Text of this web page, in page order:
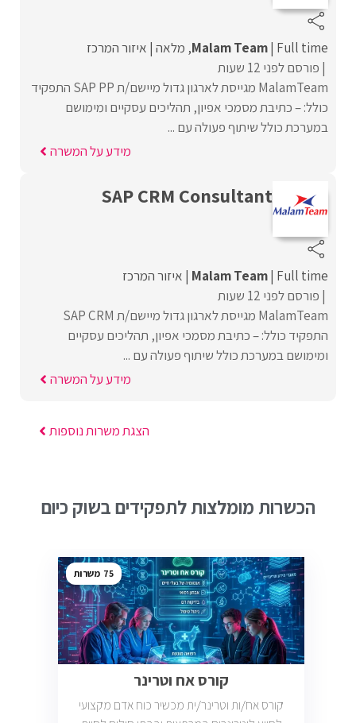
Malam Team Full time מלאה איזור המרכז
פורסם לפני 12 שעות
MalamTeam מגייסת לארגון גדול מיישם/ת SAP PP התפקיד
כולל: – כתיבת מסמכי אפיון, תהליכים עסקיים ומימושם
במערכת כולל שיתוף פעולה עם ...
מידע על המשרה
SAP CRM Consultant
Malam Team Full time
איזור המרכז
פורסם לפני 12 שעות
MalamTeam מגייסת לארגון גדול מיישם/ת SAP CRM
התפקיד כולל: – כתיבת מסמכי אפיון, תהליכים עסקיים
ומימושם במערכת כולל שיתוף פעולה עם ...
מידע על המשרה
הצגת משרות נוספות
הכשרות מומלצות לתפקידים בשוק כיום
75
קורס אח וטרינר
קורס אח/ות וטרינר/ית מכשיר כוח אדם מקצועי